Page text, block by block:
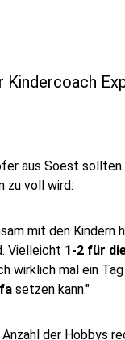
Kindercoach
aus Soest
zu voll wird:
mit den Kindern
Vielleicht 1-2 für
wirklich mal ein
setzen kann."
der Hobbys